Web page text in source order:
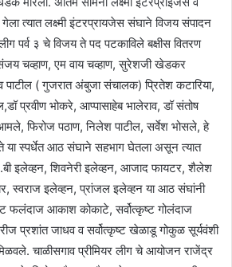
त्यात लक्ष्मी इंटरप्रायजेस संघाने विजय संपादन
पर्व ३ चे विजय ते पद पटकाविले बक्षीस वितरण
चव्हाण, एम वाय चव्हाण, सुरेशजी खेडकर
पाटील ( गुजरात अंबुजा संचालक) प्रितेश कटारिया,
प्रवीण भोकरे, आप्पासाहेब भालेराव, डॉ संतोष
फिरोज पठाण, निलेश पाटील, सर्वेश भोसले, हे
या स्पर्धेत आठ संघाने सहभाग घेतला असून त्यात
इलेव्हन, शिवनेरी इलेव्हन, आजाद फायटर, शैलेश
स्वराज इलेव्हन, प्रांजल इलेव्हन या आठ संघांनी
फलंदाज आकाश कोकाटे, सर्वोत्कृष्ट गोलंदाज
प्रशांत जाधव व सर्वोत्कृष्ट खेळाडू गोकुळ सूर्यवंशी
चाळीसगाव प्रीमियर लीग चे आयोजन राजेंद्र